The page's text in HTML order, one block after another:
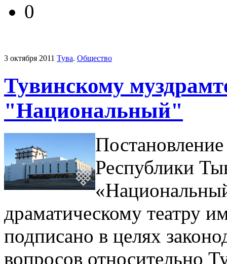
0
3 октября 2011 Тува. Общество
Тувинскому
"Национальный"
Республики
драматическому театру
подписано в целях
вопросов относительно